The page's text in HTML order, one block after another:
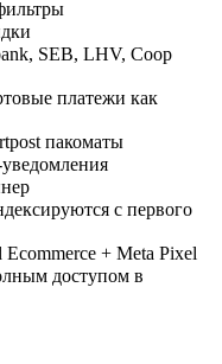
SEB, LHV, Coop
платежи как
пакоматы
с первого
+ Meta Pixel
доступом в